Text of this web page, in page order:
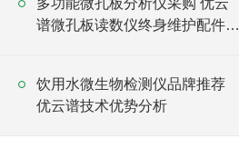
多功能微孔板分析仪采购 优云
谱微孔板读数仪终身维护配件供
饮用水微生物检测仪品牌推荐
优云谱技术优势分析